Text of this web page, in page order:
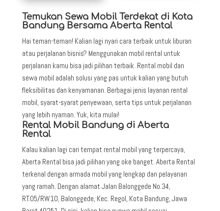
Temukan Sewa Mobil Terdekat di Kota
Bandung Bersama Aberta Rental
Hai teman-teman! Kalian lagi nyari cara terbaik untuk liburan
atau perjalanan bisnis? Menggunakan mobil rental untuk
perjalanan kamu bisa jadi pilihan terbaik. Rental mobil dan
sewa mobil adalah solusi yang pas untuk kalian yang butuh
fleksibilitas dan kenyamanan. Berbagai jenis layanan rental
mobil, syarat-syarat penyewaan, serta tips untuk perjalanan
yang lebih nyaman. Yuk, kita mulai!
Rental Mobil Bandung di Aberta
Rental
Kalau kalian lagi cari tempat rental mobil yang terpercaya,
Aberta Rental bisa jadi pilihan yang oke banget. Aberta Rental
terkenal dengan armada mobil yang lengkap dan pelayanan
yang ramah. Dengan alamat Jalan Balonggede No.34,
RT.05/RW.10, Balonggede, Kec. Regol, Kota Bandung, Jawa